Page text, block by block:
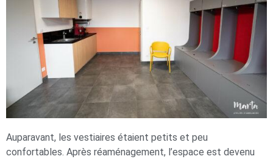
Auparavant, les vestiaires étaient petits et peu
confortables. Après réaménagement, l’espace est devenu